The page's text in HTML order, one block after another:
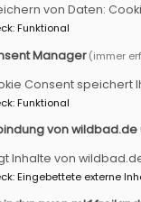
14-16 Uhr
Care
Care - Was ist
Museum
von Daten:
:Funktional
Manager(immer
Consent speichert
:Funktional
von
Inhalte von
:Eingebettete externe